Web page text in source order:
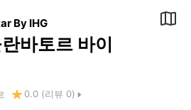
By IHG
바토르 바이
0.0 (리뷰 0)